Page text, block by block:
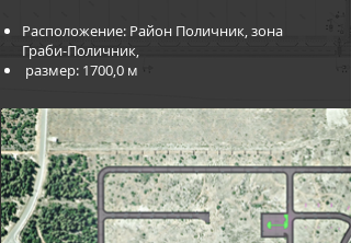
Расположение: Район Поличник, зона
Граби-Поличник,
размер: 1700,0 м